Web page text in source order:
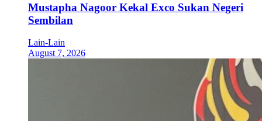
Mustapha Nagoor Kekal Exco Sukan Negeri
Sembilan
Lain-Lain
August 7, 2026